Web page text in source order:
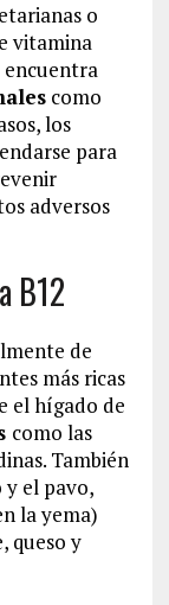
o
vitamina
encuentra
como
los
para
adversos
B12
de
más ricas
el hígado de
como las
También
el pavo,
la yema)
queso y